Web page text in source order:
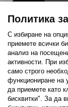
FacebookTwitter
Политика
С избиране на
приемете всички
анализ на
активности. При
само строго
функциониране на
да приемете като
бисквитки". За да